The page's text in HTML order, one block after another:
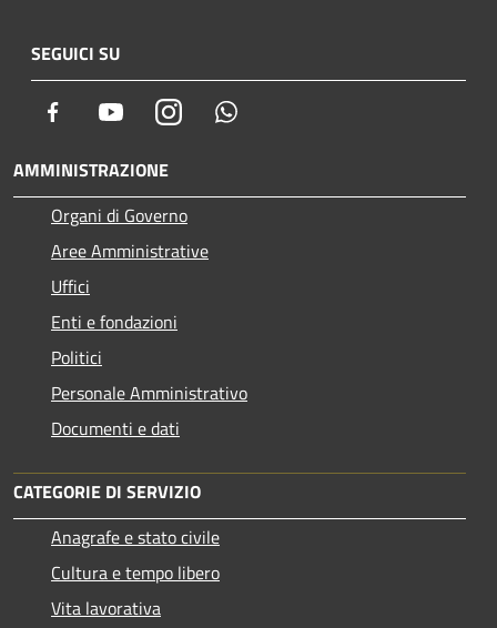
SEGUICI SU
Facebook YoutubeInstagram
AMMINISTRAZIONE
Organi di Governo
Aree Amministrative
Uffici
Enti e fondazioni
Politici
Personale Amministrativo
Documenti e dati
CATEGORIE DI SERVIZIO
Anagrafe e stato civile
Cultura e tempo libero
Vita lavorativa